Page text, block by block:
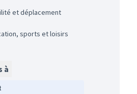
et déplacement
sports et loisirs
à